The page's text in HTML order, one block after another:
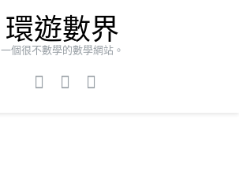
環遊數界
一個很不數學的數學網站。